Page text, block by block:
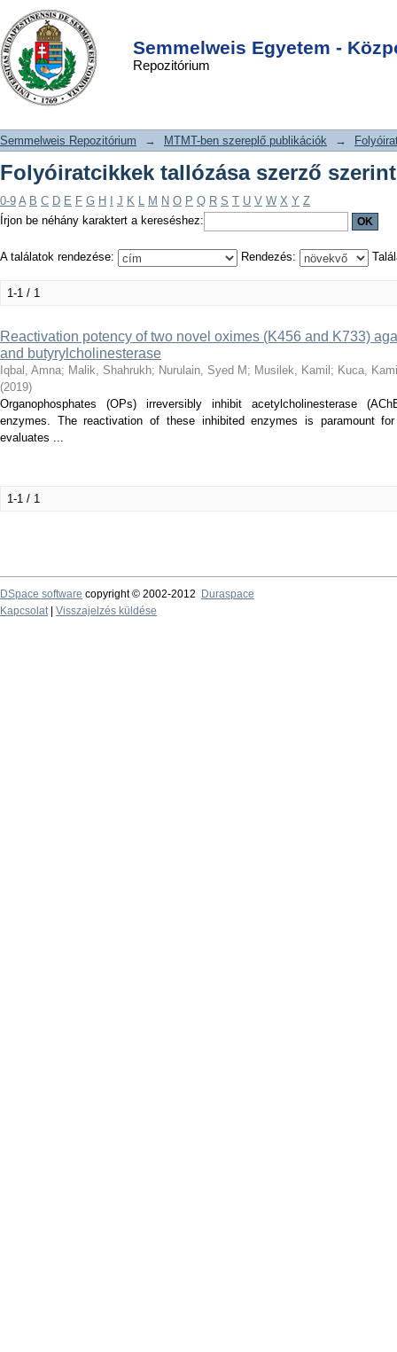
Semmelweis Egyetem -
Repozitórium
Folyóiratcikkek tallózása szerző
szerint "Iqbal, Amna"
DSpace/Manakin Repository
Semmelweis Repozitórium → MTMT-ben szereplő publikációk →
Folyóiratcikkek tallózása szerző
0-9 A B C D E F G H J K L M N O P Q R S T U V W X Y Z
Írjon be néhány karaktert a kereséshez:
A találatok rendezése: Rendezés:
1-1 / 1
Reactivation potency of two novel oximes (K456 and K733)
and butyrylcholinesterase
Iqbal, Amna; Malik, Shahrukh; Nurulain, Syed M ; Musilek, Kamil ; Kuca,
(2019)
Organophosphates (OPs) irreversibly inhibit acetylcholinesterase
enzymes. The reactivation of these inhibited enzymes is paramount
evaluates ...
1-1 / 1
DSpace software copyright © 2002-2012
Duraspace
Kapcsolat| Visszajelzés küldése